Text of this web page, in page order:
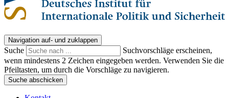
Navigation auf- und zuklappen
Suche
Suchvorschläge erscheinen,
wenn mindestens 2 Zeichen eingegeben werden. Verwenden Sie die
Pfeiltasten, um durch die Vorschläge zu navigieren.
Suche abschicken